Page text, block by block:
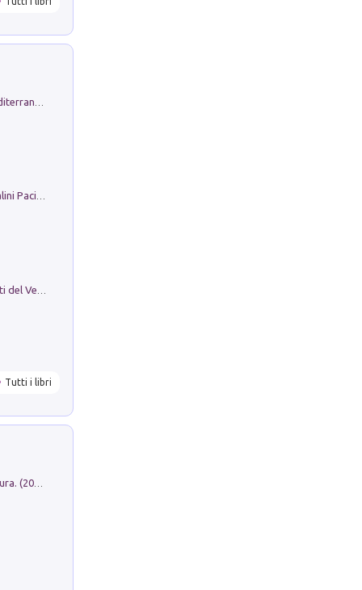
Il Filo Della Pace. Storia di Ezio Bartalini Pacifista
Tutti i libri